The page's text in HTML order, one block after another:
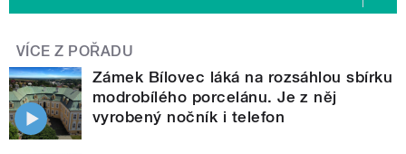
VÍCE Z POŘADU
Zámek Bílovec láká na rozsáhlou sbírku
modrobílého porcelánu. Je z něj
vyrobený nočník i telefon